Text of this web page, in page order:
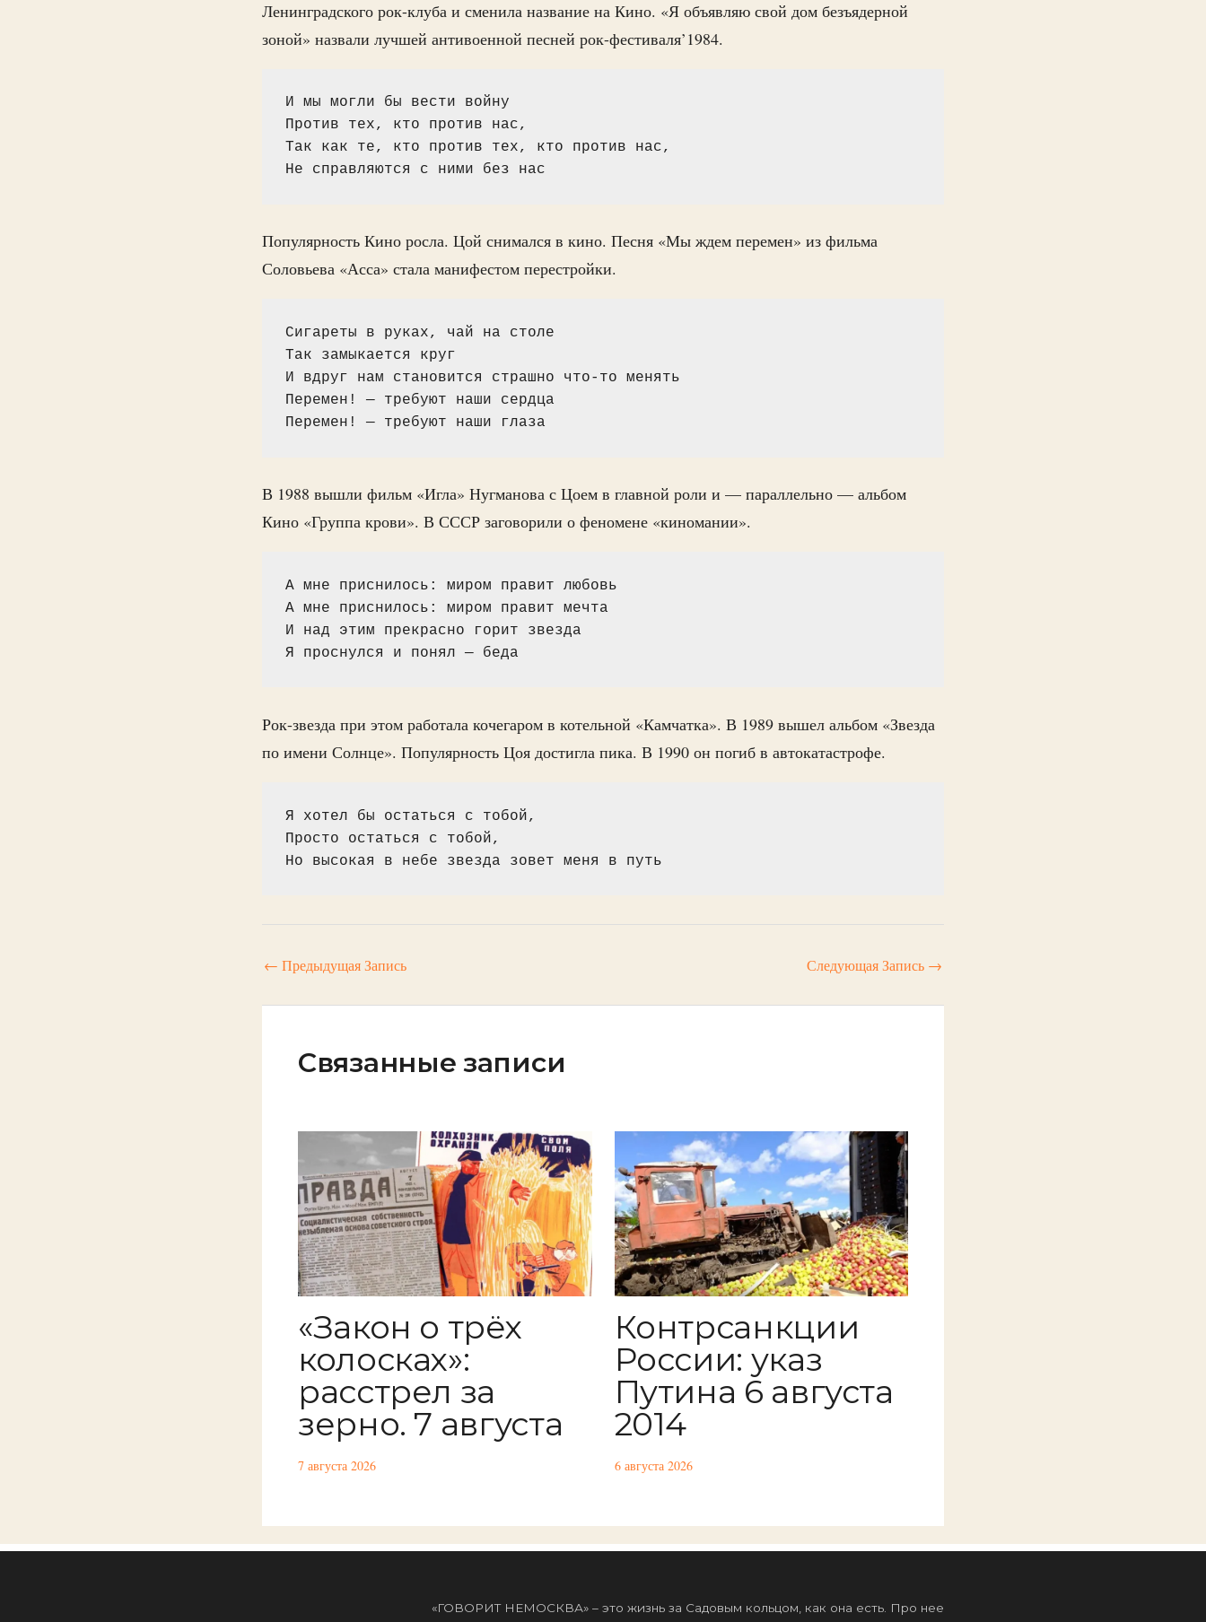
Ленинградского рок-клуба и сменила название на Кино. «Я объявляю свой дом безъядерной
зоной» назвали лучшей антивоенной песней рок-фестиваля’1984.
И мы могли бы вести войну
Против тех, кто против нас,
Так как те, кто против тех, кто против нас,
Не справляются с ними без нас
Популярность Кино росла. Цой снимался в кино. Песня «Мы ждем перемен» из фильма
Соловьева «Асса» стала манифестом перестройки.
Сигареты в руках, чай на столе
Так замыкается круг
И вдруг нам становится страшно что-то менять
Перемен! — требуют наши сердца
Перемен! — требуют наши глаза
В 1988 вышли фильм «Игла» Нугманова с Цоем в главной роли и — параллельно — альбом
Кино «Группа крови». В СССР заговорили о феномене «киномании».
А мне приснилось: миром правит любовь
А мне приснилось: миром правит мечта
И над этим прекрасно горит звезда
Я проснулся и понял — беда
Рок-звезда при этом работала кочегаром в котельной «Камчатка». В 1989 вышел альбом «Звезда
по имени Солнце». Популярность Цоя достигла пика. В 1990 он погиб в автокатастрофе.
Я хотел бы остаться с тобой,
Просто остаться с тобой,
Но высокая в небе звезда зовет меня в путь
← Предыдущая Запись Следующая Запись →
Связанные записи
«Закон о трёх
колосках»:
расстрел за
зерно. 7 августа
7 августа 2026
Контрсанкции
России: указ
Путина 6 августа
2014
6 августа 2026
«ГОВОРИТ НЕМОСКВА» – это жизнь за Садовым кольцом, как она есть. Про нее